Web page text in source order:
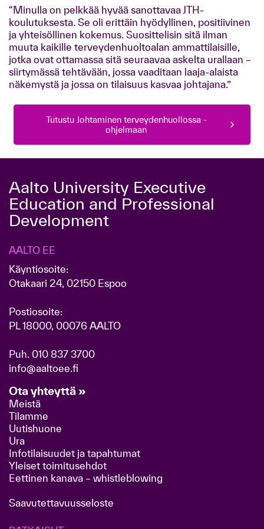
“Minulla on pelkkää hyvää sanottavaa JTH-
koulutuksesta. Se oli erittäin hyödyllinen, positiivinen
ja yhteisöllinen kokemus. Suosittelisin sitä ilman
muuta kaikille terveydenhuoltoalan ammattilaisille,
jotka ovat ottamassa sitä seuraavaa askelta urallaan –
siirtymässä tehtävään, jossa vaaditaan laaja-alaista
näkemystä ja jossa on tilaisuus kasvaa johtajana.”
Tutustu Johtaminen terveydenhuollossa -
ohjelmaan
Aalto University Executive
Education and Professional
Development
AALTO EE
Käyntiosoite:
Otakaari 24, 02150 Espoo
Postiosoite:
PL 18000, 00076 AALTO
Puh. 010 837 3700
info@aaltoee.fi
Ota yhteyttä »
Meistä
Tilamme
Uutishuone
Ura
Infotilaisuudet ja tapahtumat
Yleiset toimitusehdot
Eettinen kanava – whistleblowing
Saavutettavuusseloste